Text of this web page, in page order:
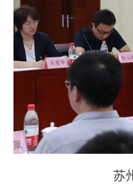
苏